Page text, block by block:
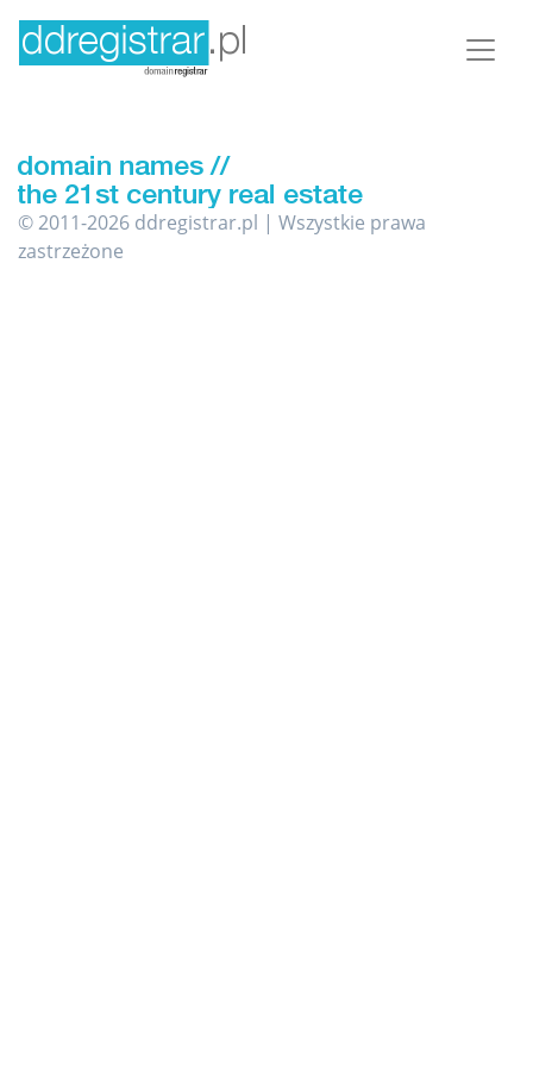
© 2011-2026 ddregistrar.pl | Wszystkie prawa
zastrzeżone